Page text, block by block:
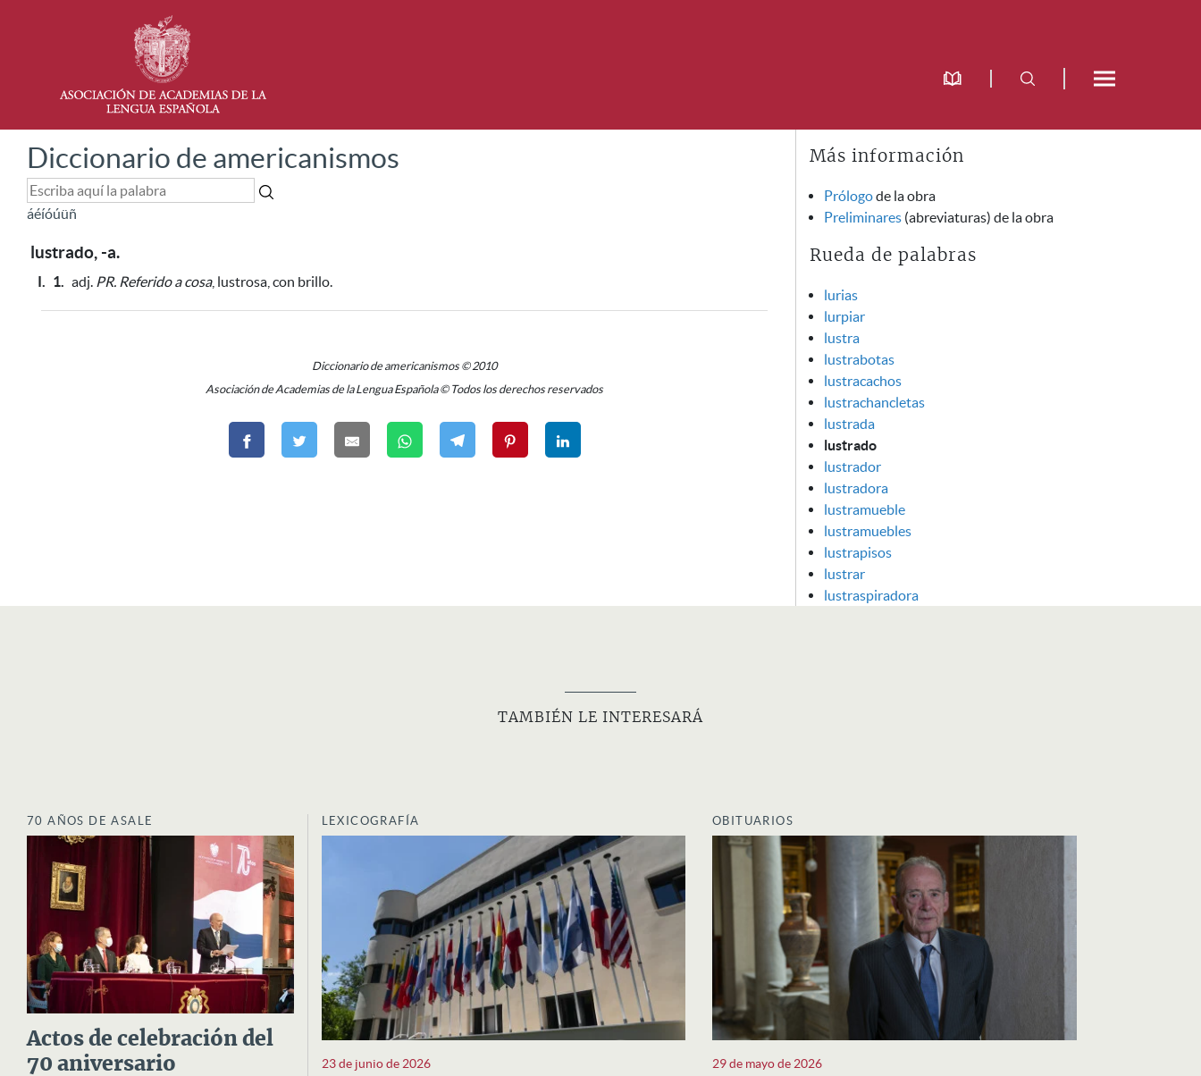
Diccionario de americanismos
áéíóúüñ
lustrado, -a.
I. 1. adj. PR. Referido a cosa, lustrosa, con brillo.
Diccionario de americanismos © 2010
Asociación de Academias de la Lengua Española © Todos los derechos reservados
Más información
Prólogode la obra
Preliminares (abreviaturas) de la obra
Rueda de palabras
lurias
lurpiar
lustra
lustrabotas
lustracachos
lustrachancletas
lustrada
lustrado
lustrador
lustradora
lustramueble
lustramuebles
lustrapisos
lustrar
lustraspiradora
TAMBIÉN LE INTERESARÁ
70 AÑOS DE ASALE
Actos de celebración del
70 aniversario
LEXICOGRAFÍA
23 de junio de 2026
OBITUARIOS
29 de mayo de 2026